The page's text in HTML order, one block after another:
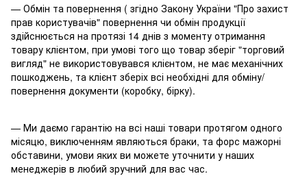
— Обмін та повернення ( згідно Закону України "Про захист
прав користувачів" повернення чи обмін продукції
здійснюється на протязі 14 днів з моменту отримання
товару клієнтом, при умові того що товар зберіг "торговий
вигляд" не використовувався клієнтом, не має механічних
пошкоджень, та клієнт зберіх всі необхідні для обміну/
повернення документи (коробку, бірку).
— Ми даємо гарантію на всі наші товари протягом одного
місяцю, виключенням являються браки, та форс мажорні
обставини, умови яких ви можете уточнити у наших
менеджерів в любий зручний для вас час.